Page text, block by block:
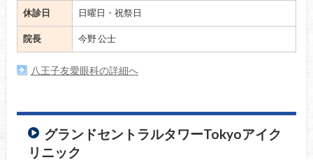
休診日 日曜日・祝祭日
院長 今野 公士
八王子友愛眼科の詳細へ
グランドセントラルタワーTokyoアイク
リニック